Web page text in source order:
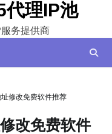
代理IP池
务提供商
修改免费软件推荐
改免费软件